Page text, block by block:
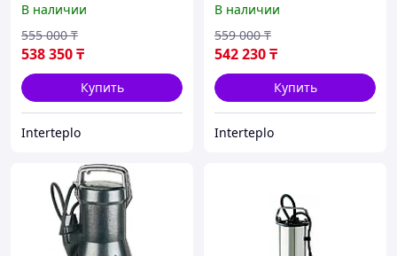
В наличии
538 350₸
555 000 ₸
Купить
Interteplo
В наличии
542 230₸
559 000 ₸
Купить
Interteplo